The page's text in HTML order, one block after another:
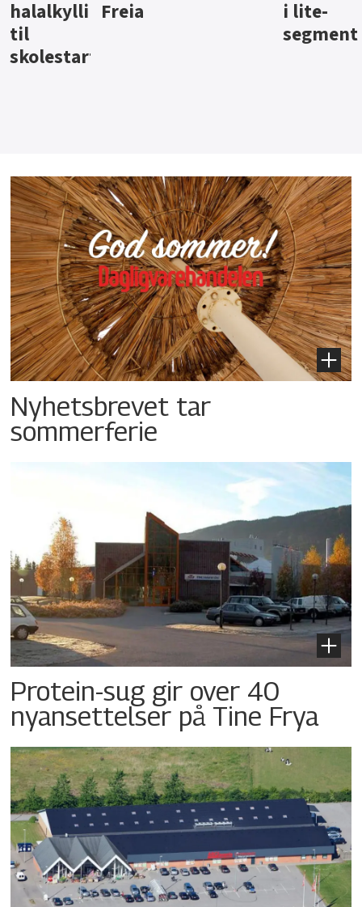
i lite-
Nyhetsbrevet tar
sommerferie
Protein-sug gir over 40
nyansettelser på Tine Frya